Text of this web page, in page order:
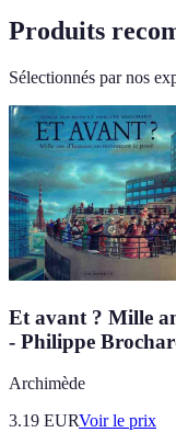
Produits
Sélectionnés par nos
Et avant ? Mille
- Philippe
Archimède
3.19 EURVoir le prix